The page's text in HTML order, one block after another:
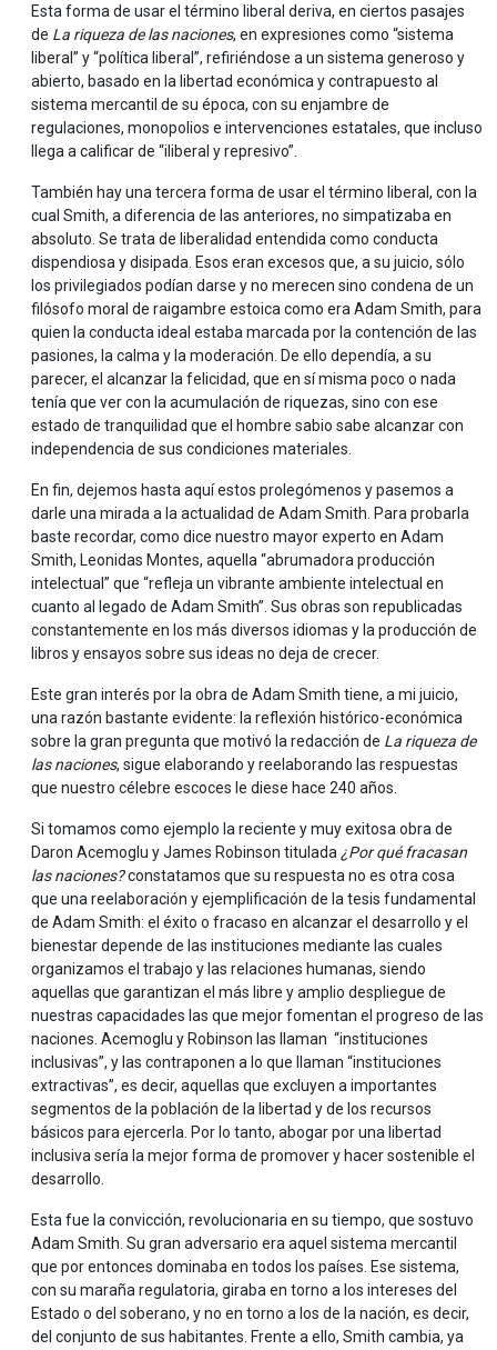
Esta forma de usar el término liberal deriva, en ciertos pasajes
de La riqueza de las naciones, en expresiones como “sistema
liberal” y “política liberal”, refiriéndose a un sistema generoso y
abierto, basado en la libertad económica y contrapuesto al
sistema mercantil de su época, con su enjambre de
regulaciones, monopolios e intervenciones estatales, que incluso
llega a calificar de “iliberal y represivo”.
También hay una tercera forma de usar el término liberal, con la
cual Smith, a diferencia de las anteriores, no simpatizaba en
absoluto. Se trata de liberalidad entendida como conducta
dispendiosa y disipada. Esos eran excesos que, a su juicio, sólo
los privilegiados podían darse y no merecen sino condena de un
filósofo moral de raigambre estoica como era Adam Smith, para
quien la conducta ideal estaba marcada por la contención de las
pasiones, la calma y la moderación. De ello dependía, a su
parecer, el alcanzar la felicidad, que en sí misma poco o nada
tenía que ver con la acumulación de riquezas, sino con ese
estado de tranquilidad que el hombre sabio sabe alcanzar con
independencia de sus condiciones materiales.
En fin, dejemos hasta aquí estos prolegómenos y pasemos a
darle una mirada a la actualidad de Adam Smith. Para probarla
baste recordar, como dice nuestro mayor experto en Adam
Smith, Leonidas Montes, aquella “abrumadora producción
intelectual” que “refleja un vibrante ambiente intelectual en
cuanto al legado de Adam Smith”. Sus obras son republicadas
constantemente en los más diversos idiomas y la producción de
libros y ensayos sobre sus ideas no deja de crecer.
Este gran interés por la obra de Adam Smith tiene, a mi juicio,
una razón bastante evidente: la reflexión histórico-económica
sobre la gran pregunta que motivó la redacción de La riqueza de
las naciones, sigue elaborando y reelaborando las respuestas
que nuestro célebre escoces le diese hace 240 años.
Si tomamos como ejemplo la reciente y muy exitosa obra de
Daron Acemoglu y James Robinson titulada ¿Por qué fracasan
las naciones?constatamos que su respuesta no es otra cosa
que una reelaboración y ejemplificación de la tesis fundamental
de Adam Smith: el éxito o fracaso en alcanzar el desarrollo y el
bienestar depende de las instituciones mediante las cuales
organizamos el trabajo y las relaciones humanas, siendo
aquellas que garantizan el más libre y amplio despliegue de
nuestras capacidades las que mejor fomentan el progreso de las
naciones. Acemoglu y Robinson las llaman “instituciones
inclusivas”, y las contraponen a lo que llaman “instituciones
extractivas”, es decir, aquellas que excluyen a importantes
segmentos de la población de la libertad y de los recursos
básicos para ejercerla. Por lo tanto, abogar por una libertad
inclusiva sería la mejor forma de promover y hacer sostenible el
desarrollo.
Esta fue la convicción, revolucionaria en su tiempo, que sostuvo
Adam Smith. Su gran adversario era aquel sistema mercantil
que por entonces dominaba en todos los países. Ese sistema,
con su maraña regulatoria, giraba en torno a los intereses del
Estado o del soberano, y no en torno a los de la nación, es decir,
del conjunto de sus habitantes. Frente a ello, Smith cambia, ya